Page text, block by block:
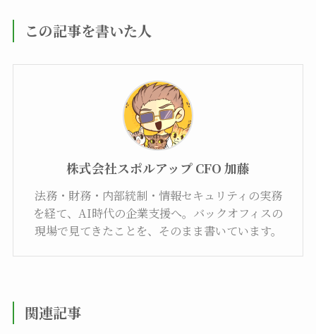
この記事を書いた人
株式会社スポルアップ CFO 加藤
法務・財務・内部統制・情報セキュリティの実務
を経て、AI時代の企業支援へ。バックオフィスの
現場で見てきたことを、そのまま書いています。
関連記事